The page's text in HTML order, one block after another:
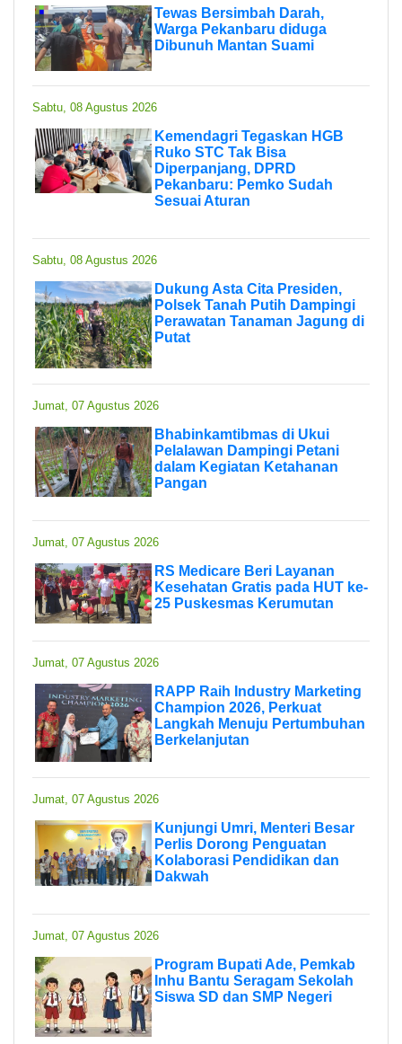
Tewas Bersimbah Darah,
Warga Pekanbaru diduga
Dibunuh Mantan Suami
Sabtu, 08 Agustus 2026
Kemendagri Tegaskan HGB
Ruko STC Tak Bisa
Diperpanjang, DPRD
Pekanbaru: Pemko Sudah
Sesuai Aturan
Sabtu, 08 Agustus 2026
Dukung Asta Cita Presiden,
Polsek Tanah Putih Dampingi
Perawatan Tanaman Jagung di
Putat
Jumat, 07 Agustus 2026
Bhabinkamtibmas di Ukui
Pelalawan Dampingi Petani
dalam Kegiatan Ketahanan
Pangan
Jumat, 07 Agustus 2026
RS Medicare Beri Layanan
Kesehatan Gratis pada HUT ke-
25 Puskesmas Kerumutan
Jumat, 07 Agustus 2026
RAPP Raih Industry Marketing
Champion 2026, Perkuat
Langkah Menuju Pertumbuhan
Berkelanjutan
Jumat, 07 Agustus 2026
Kunjungi Umri, Menteri Besar
Perlis Dorong Penguatan
Kolaborasi Pendidikan dan
Dakwah
Jumat, 07 Agustus 2026
Program Bupati Ade, Pemkab
Inhu Bantu Seragam Sekolah
Siswa SD dan SMP Negeri